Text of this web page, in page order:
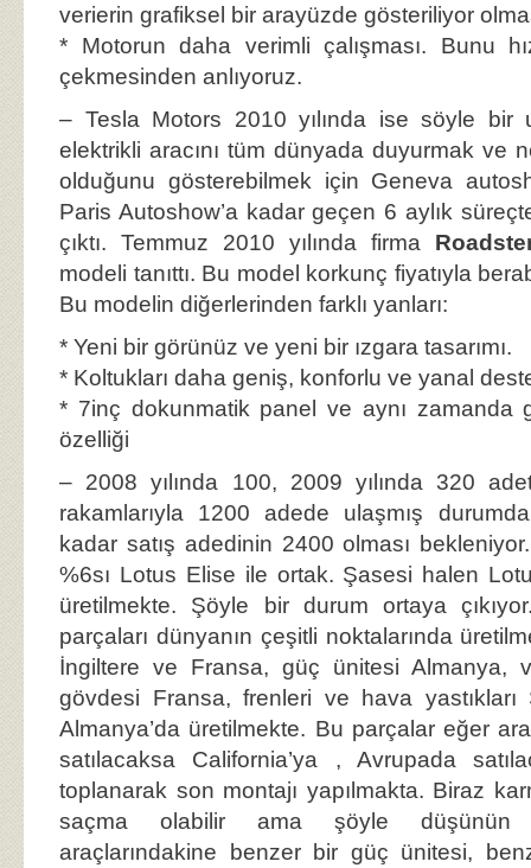
verierin grafiksel bir arayüzde gösteriliyor
* Motorun daha verimli çalışması. Bunu
çekmesinden anlıyoruz.
– Tesla Motors 2010 yılında ise söyle bir
elektrikli aracını tüm dünyada duyurmak ve
olduğunu gösterebilmek için Geneva
Paris Autoshow’a kadar geçen 6 aylık
çıktı. Temmuz 2010 yılında firma
modeli tanıttı. Bu model korkunç fiyatıyla
Bu modelin diğerlerinden farklı yanları:
* Yeni bir görünüz ve yeni bir ızgara tasarımı.
* Koltukları daha geniş, konforlu ve yanal
* 7inç dokunmatik panel ve aynı zamanda
özelliği
– 2008 yılında 100, 2009 yılında 320
rakamlarıyla 1200 adede ulaşmış
kadar satış adedinin 2400 olması bekleniyor.
%6sı Lotus Elise ile ortak. Şasesi halen
üretilmekte. Şöyle bir durum ortaya
parçaları dünyanın çeşitli noktalarında
İngiltere ve Fransa, güç ünitesi Almanya,
gövdesi Fransa, frenleri ve hava yastıkları
Almanya’da üretilmekte. Bu parçalar eğer
satılacaksa California’ya , Avrupada
toplanarak son montajı yapılmakta. Biraz
saçma olabilir ama şöyle düşünün
araçlarındakine benzer bir güç ünitesi,